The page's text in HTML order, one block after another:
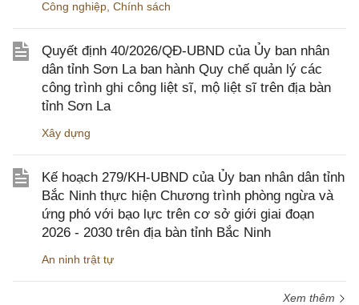
Công nghiệp Chính sách
Quyết định 40/2026/QĐ-UBND của Ủy ban nhân
dân tỉnh Sơn La ban hành Quy chế quản lý các
công trình ghi công liệt sĩ, mộ liệt sĩ trên địa bàn
tỉnh Sơn La
Xây dựng
Kế hoạch 279/KH-UBND của Ủy ban nhân dân tỉnh
Bắc Ninh thực hiện Chương trình phòng ngừa và
ứng phó với bạo lực trên cơ sở giới giai đoạn
2026 - 2030 trên địa bàn tỉnh Bắc Ninh
An ninh trật tự
Xem thêm